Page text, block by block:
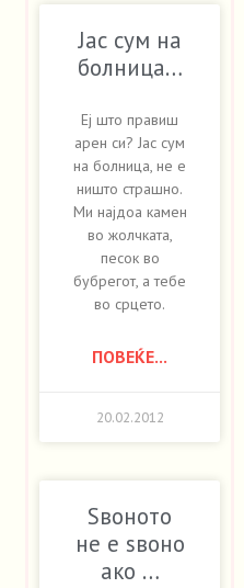
Јас сум на
болница…
Еј што правиш
арен си? Јас сум
на болница, не е
ништо страшно.
Ми најдоа камен
во жолчката,
песок во
бубрегот, а тебе
во срцето.
ПОВЕЌЕ...
20.02.2012
Ѕвоното
не е ѕвоно
ако …